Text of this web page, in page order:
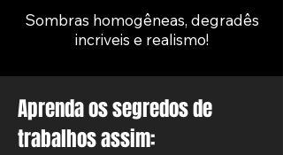
Sombras homogêneas, degradês
incriveis e realismo!
Aprenda os segredos de
trabalhos assim: